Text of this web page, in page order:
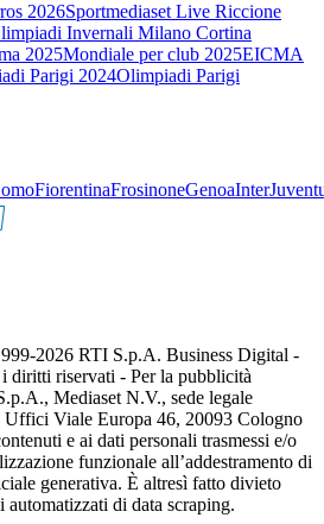
2026Sportmediaset Live Riccione
Invernali Milano Cortina
2025Mondiale per club 2025EICMA
Parigi 2024Olimpiadi Parigi
FiorentinaFrosinoneGenoaInter
2026 RTI S.p.A. Business Digital -
diritti riservati - Per la pubblicità
Mediaset N.V., sede legale
Uffici Viale Europa 46, 20093 Cologno
e ai dati personali trasmessi e/o
funzionale all’addestramento di
generativa. È altresì fatto divieto
automatizzati di data scraping.